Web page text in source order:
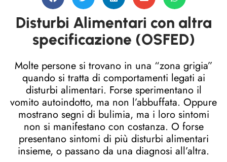
Disturbi Alimentari con altra
specificazione (OSFED)
Molte persone si trovano in una “zona grigia”
quando si tratta di comportamenti legati ai
disturbi alimentari. Forse sperimentano il
vomito autoindotto, ma non l’abbuffata. Oppure
mostrano segni di bulimia, ma i loro sintomi
non si manifestano con costanza. O forse
presentano sintomi di più disturbi alimentari
insieme, o passano da una diagnosi all’altra.